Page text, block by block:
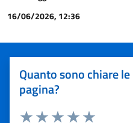
16/06/2026, 12:36
Quanto sono chiare
pagina?